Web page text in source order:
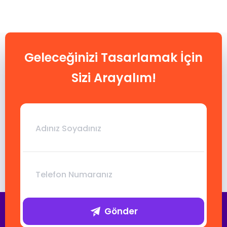
Geleceğinizi Tasarlamak İçin
Sizi Arayalım!
Gönder